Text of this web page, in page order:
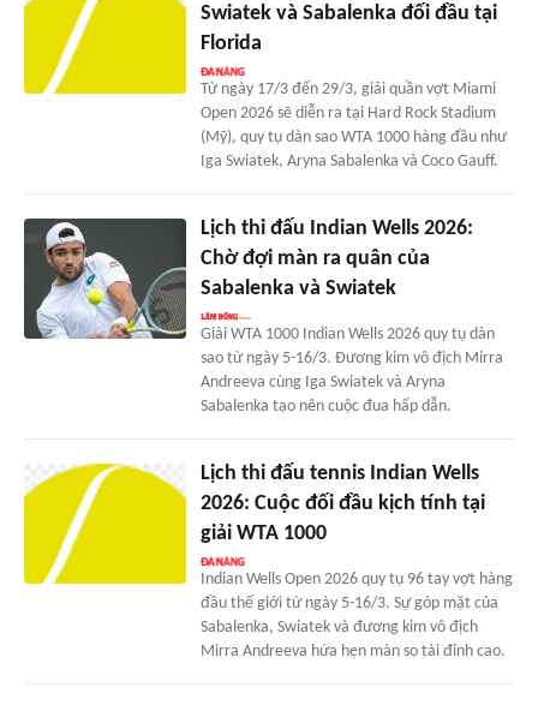
Swiatek và Sabalenka đối đầu tại
Florida
Từ ngày 17/3 đến 29/3, giải quần vợt Miami
Open 2026 sẽ diễn ra tại Hard Rock Stadium
(Mỹ), quy tụ dàn sao WTA 1000 hàng đầu như
Iga Swiatek, Aryna Sabalenka và Coco Gauff.
Lịch thi đấu Indian Wells 2026:
Chờ đợi màn ra quân của
Sabalenka và Swiatek
Giải WTA 1000 Indian Wells 2026 quy tụ dàn
sao từ ngày 5-16/3. Đương kim vô địch Mirra
Andreeva cùng Iga Swiatek và Aryna
Sabalenka tạo nên cuộc đua hấp dẫn.
Lịch thi đấu tennis Indian Wells
2026: Cuộc đối đầu kịch tính tại
giải WTA 1000
Indian Wells Open 2026 quy tụ 96 tay vợt hàng
đầu thế giới từ ngày 5-16/3. Sự góp mặt của
Sabalenka, Swiatek và đương kim vô địch
Mirra Andreeva hứa hẹn màn so tài đỉnh cao.